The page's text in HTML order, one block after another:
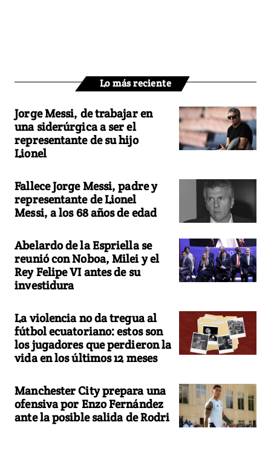
Lo más reciente
Jorge Messi, de trabajar en
una siderúrgica a ser el
representante de su hijo
Lionel
Fallece Jorge Messi, padre y
representante de Lionel
Messi, a los 68 años de edad
Abelardo de la Espriella se
reunió con Noboa, Milei y el
Rey Felipe VI antes de su
investidura
La violencia no da tregua al
fútbol ecuatoriano: estos son
los jugadores que perdieron la
vida en los últimos 12 meses
Manchester City prepara una
ofensiva por Enzo Fernández
ante la posible salida de Rodri